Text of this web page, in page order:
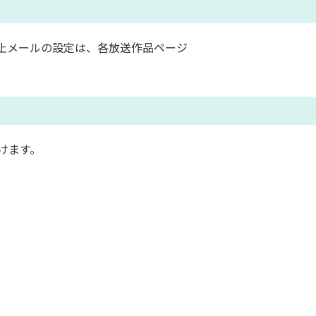
ールの設定は、各放送作品ページ
す。